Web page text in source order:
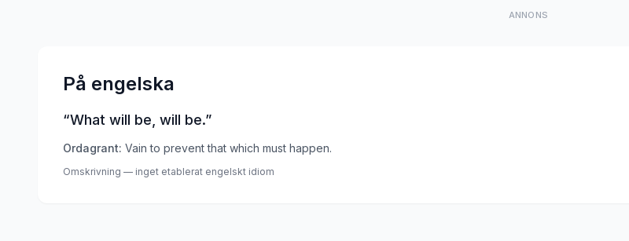
ANNONS
På engelska
“What will be, will be.”
Ordagrant: Vain to prevent that which must happen.
Omskrivning — inget etablerat engelskt idiom